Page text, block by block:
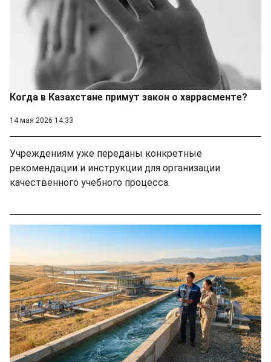
Когда в Казахстане примут закон о харрасменте?
14 мая 2026 14:33
Учреждениям уже переданы конкретные
рекомендации и инструкции для организации
качественного учебного процесса.